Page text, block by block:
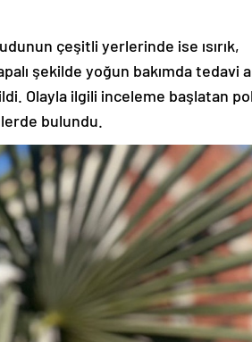
çeşitli yerlerinde ise ısırık,
şekilde yoğun bakımda tedavi
Olayla ilgili inceleme başlatan
bulundu.